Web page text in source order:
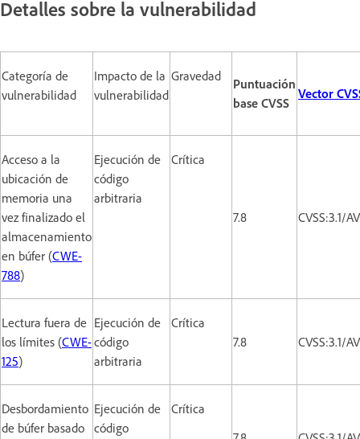
Detalles sobre la vulnerabilidad
Categoría de
vulnerabilidad
Impacto de la
vulnerabilidad
Gravedad
Puntuación
base CVSS
Vector
Acceso a la
ubicación de
memoria una
vez finalizado el
almacenamiento
en búfer (CWE-
788)
Ejecución de
código
arbitraria
Crítica
7.8 CVSS:3.1/
Lectura fuera de
los límites (CWE-
125)
Ejecución de
código
arbitraria
Crítica
7.8
CVSS:3.1/
Desbordamiento
de búfer basado
Ejecución de
código
Crítica